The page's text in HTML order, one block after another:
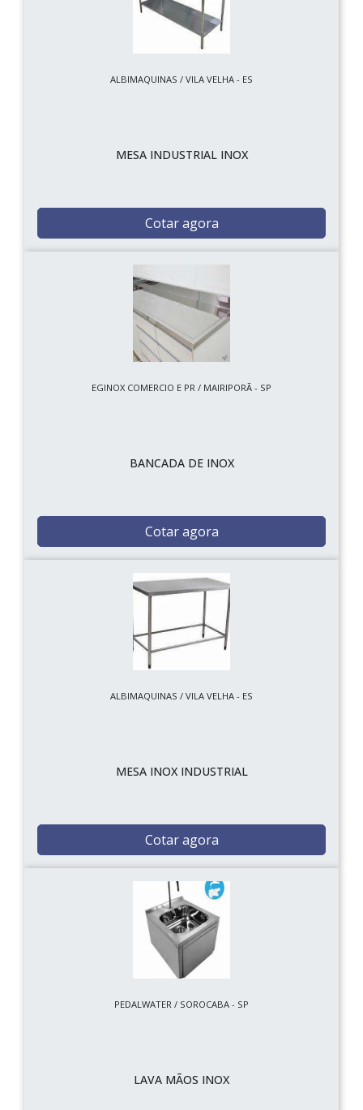
ALBIMAQUINAS / VILA VELHA - ES
MESA INDUSTRIAL INOX
Cotar agora
EGINOX COMERCIO E PR / MAIRIPORÃ - SP
BANCADA DE INOX
Cotar agora
ALBIMAQUINAS / VILA VELHA - ES
MESA INOX INDUSTRIAL
Cotar agora
PEDALWATER / SOROCABA - SP
LAVA MÃOS INOX